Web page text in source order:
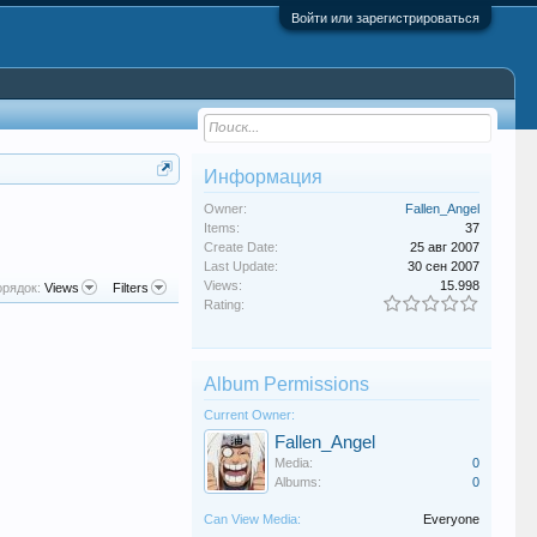
Войти или зарегистрироваться
Views Filters
Информация
Owner:
Fallen_Angel
Items:
37
Create Date:
25 авг 2007
Last Update:
30 сен 2007
Views:
15.998
Rating:
Album Permissions
Current Owner:
Fallen_Angel
Media:
0
Albums:
0
Can View Media:
Everyone